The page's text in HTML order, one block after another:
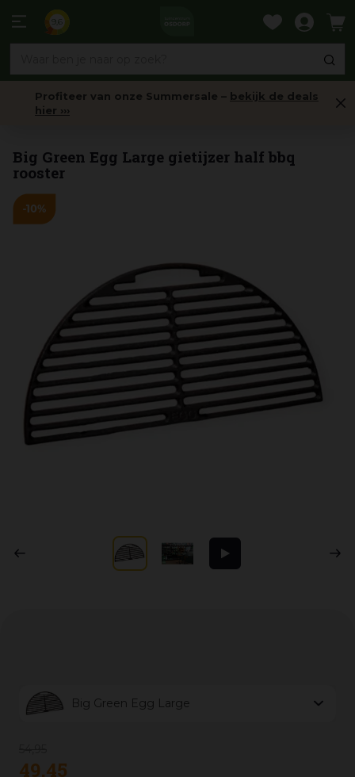
naar
Profiteer van onze Summersale – bekijk de deals
hier ›››
Big Green Egg Large gietijzer half bbq
rooster
Big Green Egg Large
49,45